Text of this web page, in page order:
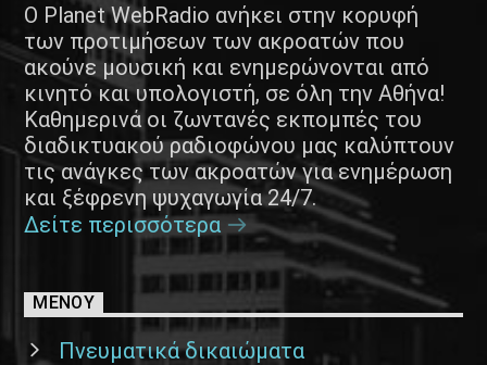
Ο Planet WebRadio ανήκει στην κορυφή
των προτιμήσεων των ακροατών που
ακούνε μουσική και ενημερώνονται από
κινητό και υπολογιστή, σε όλη την Αθήνα!
Καθημερινά οι ζωντανές εκπομπές του
διαδικτυακού ραδιοφώνου μας καλύπτουν
τις ανάγκες των ακροατών για ενημέρωση
και ξέφρενη ψυχαγωγία 24/7.
Δείτε περισσότερα
ΜΕΝΟΥ
Πνευματικά δικαιώματα